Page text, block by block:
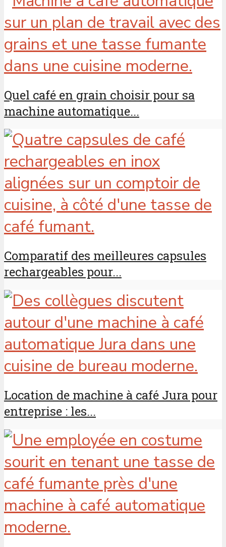
Quel café en grain choisir pour sa
machine automatique...
Comparatif des meilleures capsules
rechargeables pour...
Location de machine à café Jura pour
entreprise : les...